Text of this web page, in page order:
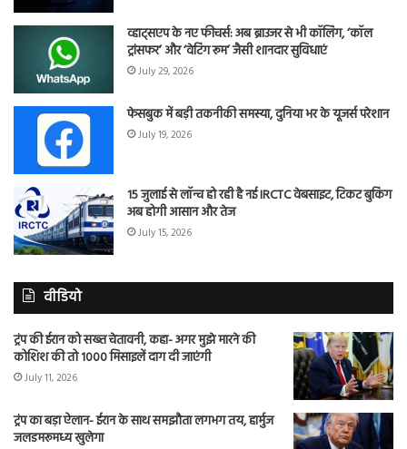
व्हाट्सएप के नए फीचर्स: अब ब्राउजर से भी कॉलिंग, ‘कॉल
ट्रांसफर’ और ‘वेटिंग रूम’ जैसी शानदार सुविधाएं
July 29, 2026
फेसबुक में बड़ी तकनीकी समस्या, दुनिया भर के यूजर्स परेशान
July 19, 2026
15 जुलाई से लॉन्च हो रही है नई IRCTC वेबसाइट, टिकट बुकिंग
अब होगी आसान और तेज
July 15, 2026
वीडियो
ट्रंप की ईरान को सख्त चेतावनी, कहा- अगर मुझे मारने की
कोशिश की तो 1000 मिसाइलें दाग दी जाएंगी
July 11, 2026
ट्रंप का बड़ा ऐलान- ईरान के साथ समझौता लगभग तय, हार्मुज
जलडमरूमध्य खुलेगा